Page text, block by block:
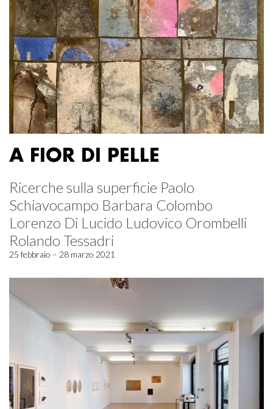
A FIOR DI PELLE
Ricerche sulla superficie Paolo
Schiavocampo Barbara Colombo
Lorenzo Di Lucido Ludovico Orombelli
Rolando Tessadri
25 febbraio – 28 marzo 2021